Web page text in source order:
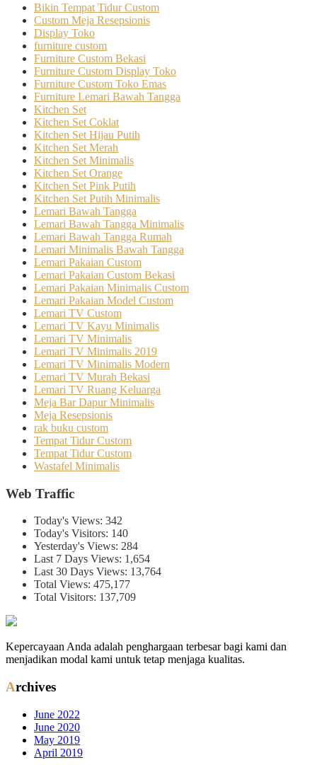
Bikin Tempat Tidur Custom
Custom Meja Resepsionis
Display Toko
furniture custom
Furniture Custom Bekasi
Furniture Custom Display Toko
Furniture Custom Toko Emas
Furniture Lemari Bawah Tangga
Kitchen Set
Kitchen Set Coklat
Kitchen Set Hijau Putih
Kitchen Set Merah
Kitchen Set Minimalis
Kitchen Set Orange
Kitchen Set Pink Putih
Kitchen Set Putih Minimalis
Lemari Bawah Tangga
Lemari Bawah Tangga Minimalis
Lemari Bawah Tangga Rumah
Lemari Minimalis Bawah Tangga
Lemari Pakaian Custom
Lemari Pakaian Custom Bekasi
Lemari Pakaian Minimalis Custom
Lemari Pakaian Model Custom
Lemari TV Custom
Lemari TV Kayu Minimalis
Lemari TV Minimalis
Lemari TV Minimalis 2019
Lemari TV Minimalis Modern
Lemari TV Murah Bekasi
Lemari TV Ruang Keluarga
Meja Bar Dapur Minimalis
Meja Resepsionis
rak buku custom
Tempat Tidur Custom
Tempat Tidur Custom
Wastafel Minimalis
Web Traffic
Today's Views: 342
Today's Visitors: 140
Yesterday's Views: 284
Last 7 Days Views: 1,654
Last 30 Days Views: 13,764
Total Views: 475,177
Total Visitors: 137,709
Kepercayaan Anda adalah penghargaan terbesar bagi kami dan
menjadikan modal kami untuk tetap menjaga kualitas.
Archives
June 2022
June 2020
May 2019
April 2019